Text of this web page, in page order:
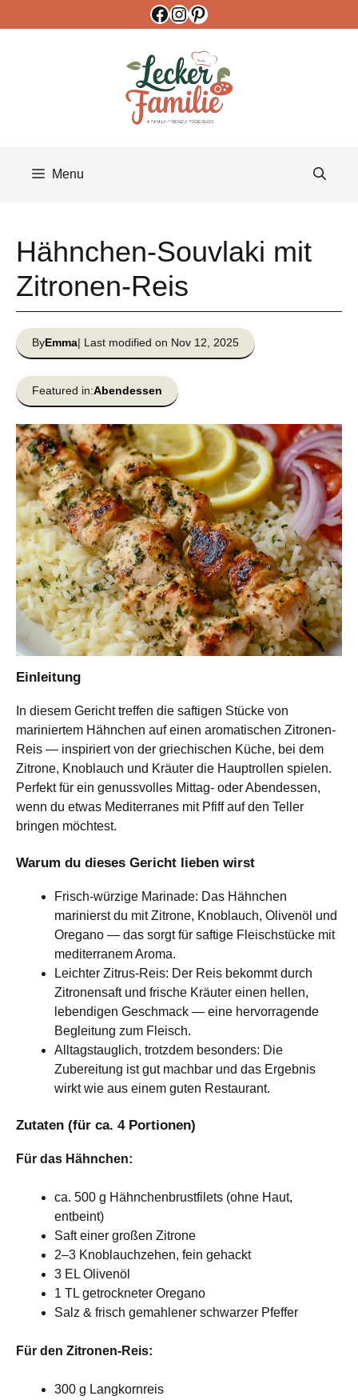
Facebook
Instagram
Pinterest
Menu
Hähnchen-Souvlaki mit
Zitronen-Reis
ByEmma| Last modified on Nov 12, 2025
Featured in:Abendessen
Einleitung
In diesem Gericht treffen die saftigen Stücke von
mariniertem Hähnchen auf einen aromatischen Zitronen-
Reis — inspiriert von der griechischen Küche, bei dem
Zitrone, Knoblauch und Kräuter die Hauptrollen spielen.
Perfekt für ein genussvolles Mittag- oder Abendessen,
wenn du etwas Mediterranes mit Pfiff auf den Teller
bringen möchtest.
Warum du dieses Gericht lieben wirst
Frisch-würzige Marinade: Das Hähnchen
marinierst du mit Zitrone, Knoblauch, Olivenöl und
Oregano — das sorgt für saftige Fleischstücke mit
mediterranem Aroma.
Leichter Zitrus-Reis: Der Reis bekommt durch
Zitronensaft und frische Kräuter einen hellen,
lebendigen Geschmack — eine hervorragende
Begleitung zum Fleisch.
Alltagstauglich, trotzdem besonders: Die
Zubereitung ist gut machbar und das Ergebnis
wirkt wie aus einem guten Restaurant.
Zutaten (für ca. 4 Portionen)
Für das Hähnchen:
ca. 500 g Hähnchenbrustfilets (ohne Haut,
entbeint)
Saft einer großen Zitrone
2–3 Knoblauchzehen, fein gehackt
3 EL Olivenöl
1 TL getrockneter Oregano
Salz & frisch gemahlener schwarzer Pfeffer
Für den Zitronen-Reis:
300 g Langkornreis